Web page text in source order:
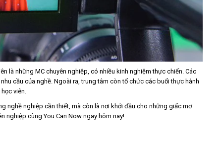
là những MC chuyên nghiệp, có nhiều kinh nghiệm thực chiến. Các
cầu của nghề. Ngoài ra, trung tâm còn tổ chức các buổi thực hành
viên.
nghề nghiệp cần thiết, mà còn là nơi khởi đầu cho những giấc mơ
nghiệp cùng You Can Now ngay hôm nay!